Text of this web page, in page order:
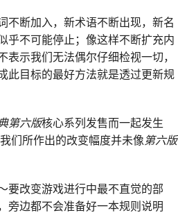
不断加入，新术语不断出现，新名
乎不可能停止；像这样不断扩充内
示我们无法偶尔仔细检视一切，
此目标的最好方法就是透过更新规
第六版核心系列发售而一起发生
们所作出的改变幅度并未像第六版
要改变游戏进行中最不直觉的部
旁边都不会准备好一本规则说明